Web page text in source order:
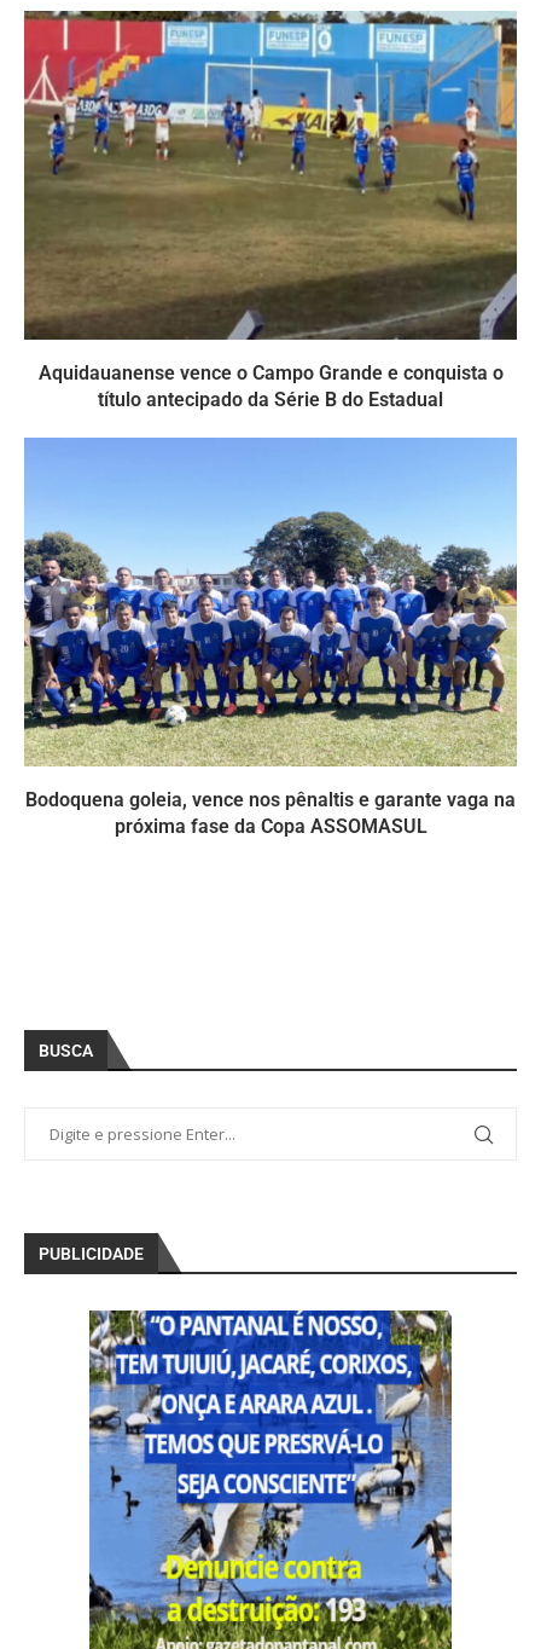
Aquidauanense vence o Campo Grande e conquista o
título antecipado da Série B do Estadual
Bodoquena goleia, vence nos pênaltis e garante vaga na
próxima fase da Copa ASSOMASUL
BUSCA
PUBLICIDADE